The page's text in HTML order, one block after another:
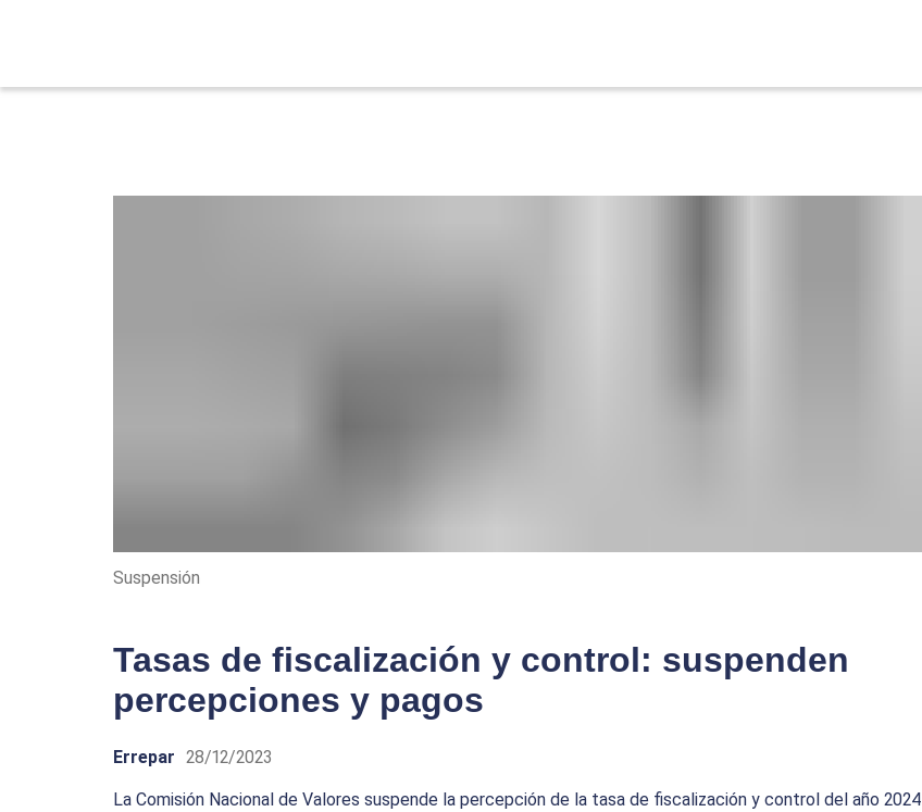
Suspensión
Tasas de fiscalización y control: suspenden
percepciones y pagos
Errepar 28/12/2023
La Comisión Nacional de Valores suspende la percepción de la tasa de fiscalización y control del año 2024